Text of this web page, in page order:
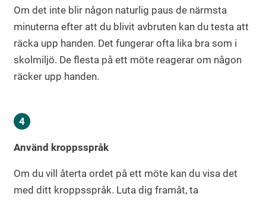
Om det inte blir någon naturlig paus de närmsta
minuterna efter att du blivit avbruten kan du testa att
räcka upp handen. Det fungerar ofta lika bra som i
skolmiljö. De flesta på ett möte reagerar om någon
räcker upp handen.
Använd kroppsspråk
Om du vill återta ordet på ett möte kan du visa det
med ditt kroppsspråk. Luta dig framåt, ta